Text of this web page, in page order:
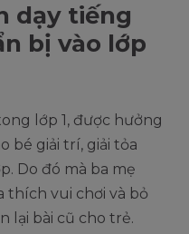
dạy tiếng
bị vào lớp
lớp 1, được hưởng
bé giải trí, giải tỏa
Do đó mà ba mẹ
thích vui chơi và bỏ
lại bài cũ cho trẻ.